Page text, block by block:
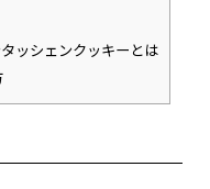
ッシェンクッキーとは